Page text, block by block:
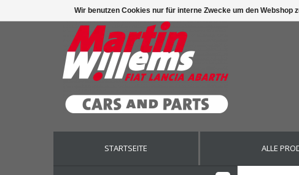
STARTSEITE ALLE
Wir benutzen Cookies nur für interne Zwecke um den Webshop